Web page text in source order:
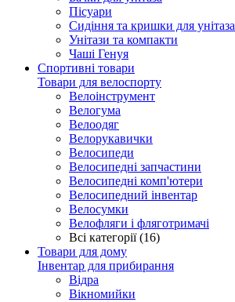
Пісуари
Сидіння та кришки для унітаза
Унітази та компакти
Чаші Генуя
Спортивні товари
Товари для велоспорту
Велоінструмент
Велогума
Велоодяг
Велорукавички
Велосипеди
Велосипедні запчастини
Велосипедні комп'ютери
Велосипедний інвентар
Велосумки
Велофляги і фляготримачі
Всі категорії (16)
Товари для дому
Інвентар для прибирання
Відра
Вікномийки